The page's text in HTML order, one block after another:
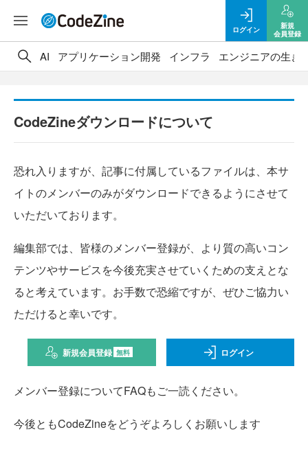
ログイン
新規
会員登録
AI アプリケーション開発 インフラ エンジニアの生き
CodeZineダウンロードについて
恐れ入りますが、記事に付属しているファイルは、本サ
イトのメンバーのみがダウンロードできるようにさせて
いただいております。
編集部では、皆様のメンバー登録が、より質の高いコン
テンツやサービスを今後充実させていくための支えとな
ると考えています。お手数で恐縮ですが、ぜひご協力い
ただけると幸いです。
新規会員登録 無料 ログイン
メンバー登録についてFAQもご一読ください。
今後ともCodeZineをどうぞよろしくお願いします